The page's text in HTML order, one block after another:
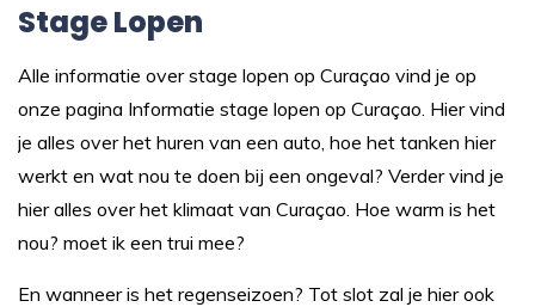
Stage Lopen
Alle informatie over stage lopen op Curaçao vind je op
onze pagina Informatie stage lopen op Curaçao. Hier vind
je alles over het huren van een auto, hoe het tanken hier
werkt en wat nou te doen bij een ongeval? Verder vind je
hier alles over het klimaat van Curaçao. Hoe warm is het
nou? moet ik een trui mee?
En wanneer is het regenseizoen? Tot slot zal je hier ook